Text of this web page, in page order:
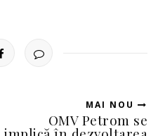
MAI NOU
OMV Petrom se